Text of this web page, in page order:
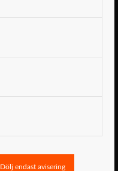
Dölj endast avisering